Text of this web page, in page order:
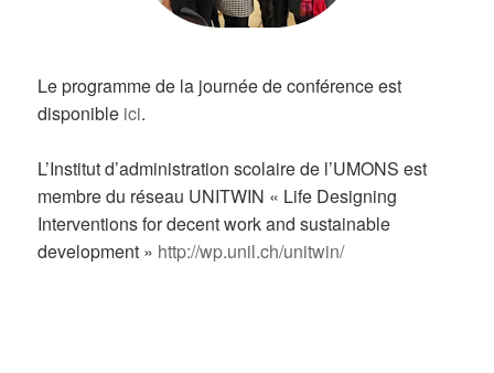
Le programme de la journée de conférence est
disponible ici.
L’Institut d’administration scolaire de l’UMONS est
membre du réseau UNITWIN « Life Designing
Interventions for decent work and sustainable
development » http://wp.unil.ch/unitwin/